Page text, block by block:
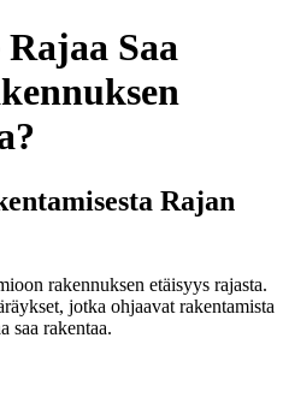
Saa
Rajan
rakennuksen etäisyys rajasta.
jotka ohjaavat rakentamista
saa rakentaa.